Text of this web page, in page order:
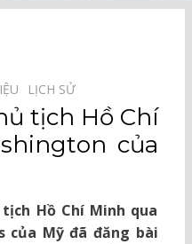
LỊCH SỬ⠀
tịch Hồ Chí
của
Hồ Chí Minh qua
của Mỹ đã đăng bài